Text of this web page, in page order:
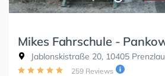
Mikes Fahrschule -
Jablonskistraße 20, 10405
259 Reviews